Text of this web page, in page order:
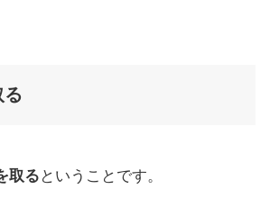
取るということです。